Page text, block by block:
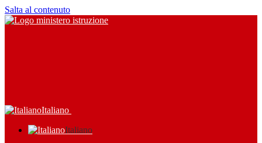
Salta al contenuto
Italiano
Italiano